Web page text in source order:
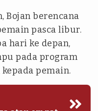
Bojan berencana
pasca libur.
hari ke depan,
pada program
pemain.